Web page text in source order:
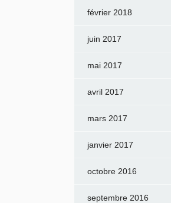
février 2018
juin 2017
mai 2017
avril 2017
mars 2017
janvier 2017
octobre 2016
septembre 2016